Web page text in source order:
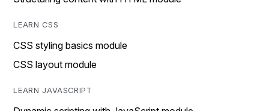
LEARN CSS
CSS styling basics module
CSS layout module
LEARN JAVASCRIPT